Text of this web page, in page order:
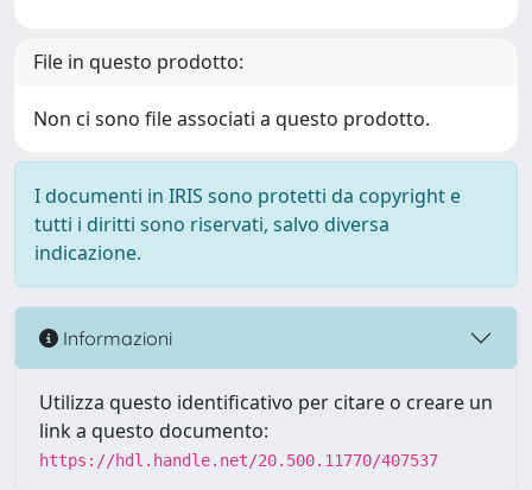
File in questo prodotto:
Non ci sono file associati a questo prodotto.
I documenti in IRIS sono protetti da copyright e
tutti i diritti sono riservati, salvo diversa
indicazione.
Informazioni
Utilizza questo identificativo per citare o creare un
link a questo documento:
https://hdl.handle.net/20.500.11770/407537